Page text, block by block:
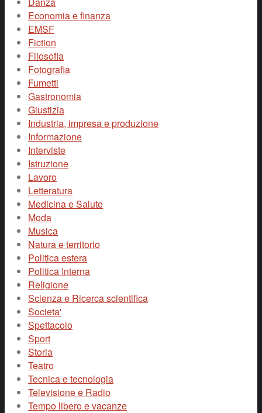
Economia e finanza
EMSF
Fiction
Filosofia
Fotografia
Fumetti
Gastronomia
Giustizia
Industria, impresa e produzione
Informazione
Interviste
Istruzione
Lavoro
Letteratura
Medicina e Salute
Moda
Musica
Natura e territorio
Politica estera
Politica Interna
Religione
Scienza e Ricerca scientifica
Societa'
Spettacolo
Sport
Storia
Teatro
Tecnica e tecnologia
Televisione e Radio
Tempo libero e vacanze